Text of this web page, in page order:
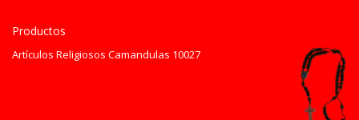
Productos
Artículos Religiosos Camandulas 10027